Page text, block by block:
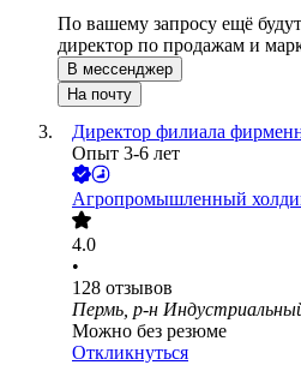
По вашему запросу ещё
директор по продажам и
В мессенджер
На почту
Директор филиала
Опыт 3-6 лет
Агропромышленный
4.0
•
128 отзывов
Пермь, р-н
Можно без резюме
Откликнуться